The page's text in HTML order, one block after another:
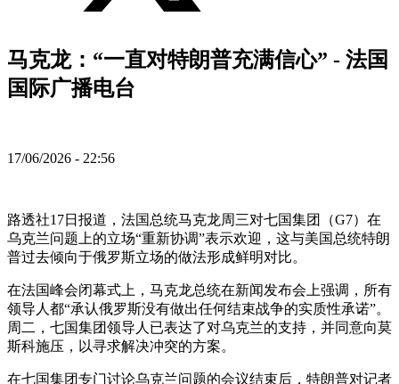
马克龙：“一直对特朗普充满信心” - 法国
国际广播电台
17/06/2026 - 22:56
路透社17日报道，法国总统马克龙周三对七国集团（G7）在
乌克兰问题上的立场“重新协调”表示欢迎，这与美国总统特朗
普过去倾向于俄罗斯立场的做法形成鲜明对比。
在法国峰会闭幕式上，马克龙总统在新闻发布会上强调，所有
领导人都“承认俄罗斯没有做出任何结束战争的实质性承诺”。
周二，七国集团领导人已表达了对乌克兰的支持，并同意向莫
斯科施压，以寻求解决冲突的方案。
在七国集团专门讨论乌克兰问题的会议结束后，特朗普对记者